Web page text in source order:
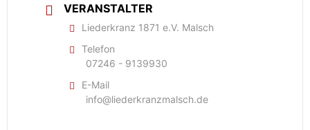
VERANSTALTER
Liederkranz 1871 e.V. Malsch
Telefon
07246 - 9139930
E-Mail
info@liederkranzmalsch.de